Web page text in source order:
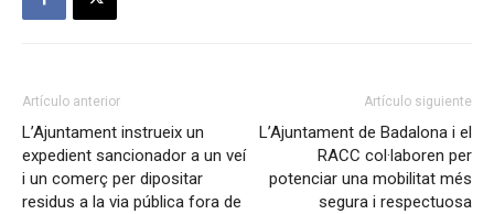
Artículo anterior
L’Ajuntament instrueix un
expedient sancionador a un veí
i un comerç per dipositar
residus a la via pública fora de
Artículo siguiente
L’Ajuntament de Badalona i el
RACC col·laboren per
potenciar una mobilitat més
segura i respectuosa